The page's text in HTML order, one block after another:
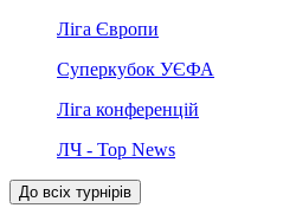
Ліга Європи
Суперкубок УЄФА
Ліга конференцій
ЛЧ - Top News
До всіх турнірів